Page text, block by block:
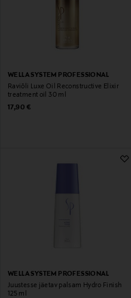
WELLA SYSTEM PROFESSIONAL
Raviõli Luxe Oil Reconstructive Elixir
treatment oil 30 ml
Original Price
17,90 €
WELLA SYSTEM PROFESSIONAL
Juustesse jäetav palsam Hydro Finish
125 ml